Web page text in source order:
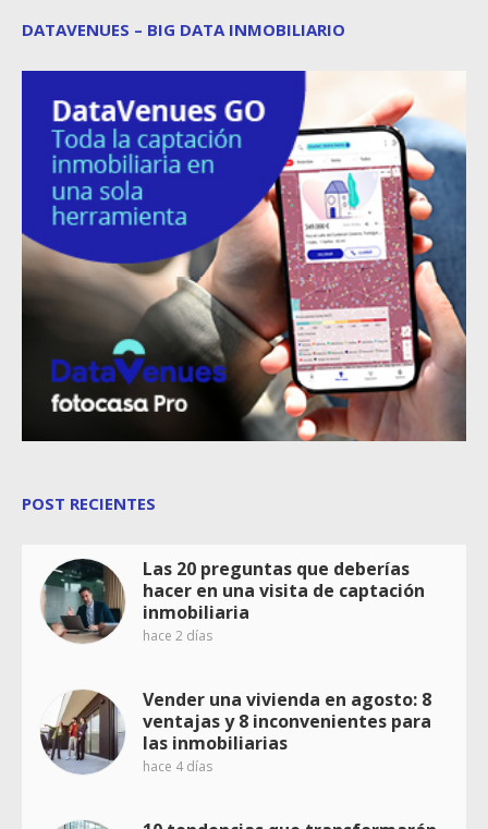
DATAVENUES – BIG DATA INMOBILIARIO
POST RECIENTES
Las 20 preguntas que deberías
hacer en una visita de captación
inmobiliaria
hace 2 días
Vender una vivienda en agosto: 8
ventajas y 8 inconvenientes para
las inmobiliarias
hace 4 días